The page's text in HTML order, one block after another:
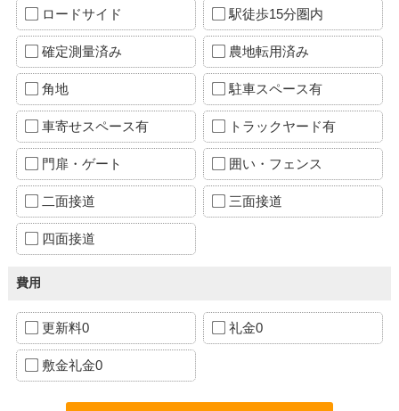
ロードサイド 駅徒歩15分圏内
確定測量済み 農地転用済み
角地 駐車スペース有
車寄せスペース有 トラックヤード有
門扉・ゲート 囲い・フェンス
二面接道 三面接道
四面接道
費用
更新料0 礼金0
敷金礼金0